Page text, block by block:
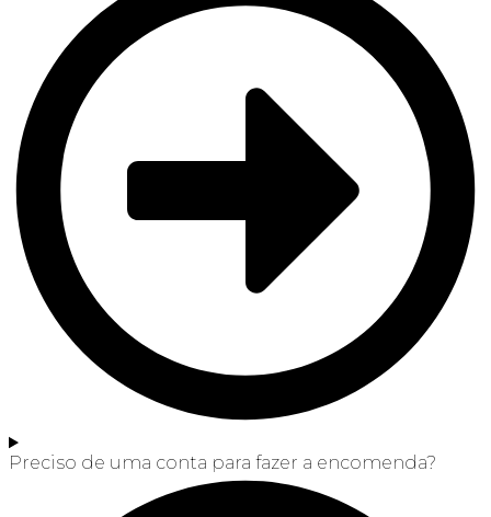
Preciso de uma conta para fazer a encomenda?